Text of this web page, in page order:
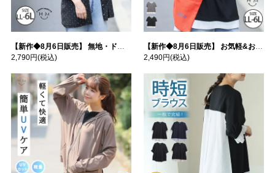
【新作◆8月6日販売】 無地・ドット柄から選べる 忍ばせ 活躍 シアー カーデ | 大きいサイズの通販ならハッピーマリリン
2,790円(税込)
【新作◆8月6日販売】 お気軽&お手軽 選べるデザイン 接触冷感 レイヤード風 コットン トップス | 大きいサイズの通販ならハッピーマリリン
2,490円(税込)